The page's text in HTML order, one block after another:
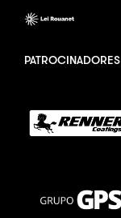
PATROCINADORES